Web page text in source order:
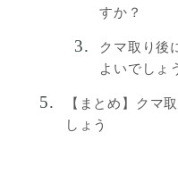
すか？
クマ取り後
よいでしょ
【まとめ】クマ
しょう